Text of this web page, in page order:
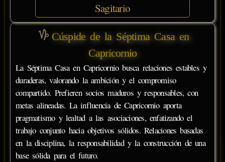
Sagitario
Cúspide de la Séptima Casa en
Capricornio
La Séptima Casa en Capricornio busca relaciones estables y
duraderas, valorando la ambición y el compromiso
compartido. Prefieren socios maduros y responsables, con
metas alineadas. La influencia de Capricornio aporta
pragmatismo y lealtad a las asociaciones, enfatizando el
trabajo conjunto hacia objetivos sólidos. Relaciones basadas
en la disciplina, la responsabilidad y la construcción de una
base sólida para el futuro.